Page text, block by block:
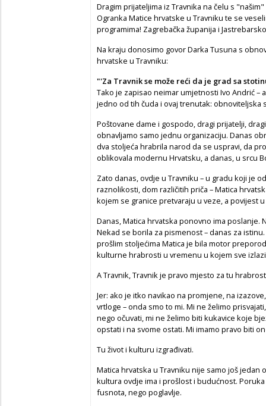
Dragim prijateljima iz Travnika na čelu s
Ogranka Matice hrvatske u Travniku te se
programima! Zagrebačka županija i
Na kraju donosimo govor Darka Tusuna s
hrvatske u Travniku:
"'Za Travnik se može reći da je grad sa
Tako je zapisao neimar umjetnosti Ivo Andrić –
jedno od tih čuda i ovaj trenutak: obnoviteljska
Poštovane dame i gospodo, dragi prijatelji,
obnavljamo samo jednu organizaciju. Danas
dva stoljeća hrabrila narod da se uspravi, da
oblikovala modernu Hrvatsku, a danas, u srcu
Zato danas, ovdje u Travniku – u gradu koji je
raznolikosti, dom različitih priča – Matica
kojem se granice pretvaraju u veze, a povijest
Danas, Matica hrvatska ponovno ima poslanje.
Nekad se borila za pismenost – danas za
prošlim stoljećima Matica je bila motor
kulturne hrabrosti u vremenu u kojem sve izlazi
A Travnik, Travnik je pravo mjesto za tu
Jer: ako je itko navikao na promjene, na
vrtloge – onda smo to mi. Mi ne želimo
nego očuvati, mi ne želimo biti kukavice koje
opstati i na svome ostati. Mi imamo pravo biti
Tu život i kulturu izgrađivati.
Matica hrvatska u Travniku nije samo još jedan
kultura ovdje ima i prošlost i budućnost.
fusnota, nego poglavlje.